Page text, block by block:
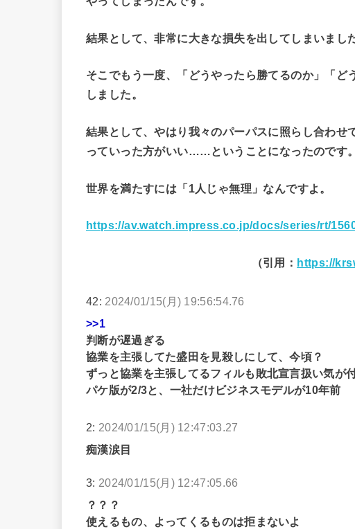
結果として、非常に大きな損失を出してしまいまし
そこでもう一度、「どうやったら勝てるのか」「
しました。
結果として、やはり我々のパーパスに照らし合わせ
っていった方がいい……ということになったのです。
世界を満たすには「1人じゃ無理」なんですよ。
https://av.watch.impress.co.jp/docs/series/rt/
（引用： https://
42: 2024/01/15(月) 19:56:54.76
>>1
判断が遅過ぎる
協業を主張してた盛田を見殺しにして、今頃？
ずっと協業を主張してるフィルも敗北宣言扱い気が
パケ版が2/3と、一社だけビジネスモデルが10年前
2: 2024/01/15(月) 12:47:03.27
痴漢涙目
3: 2024/01/15(月) 12:47:05.66
？？？
使えるもの、よってくるものは拒まないよ